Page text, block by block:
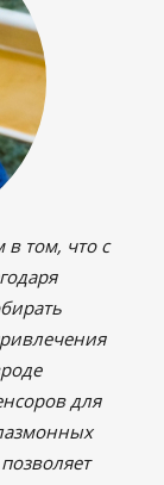
в том, что с
для